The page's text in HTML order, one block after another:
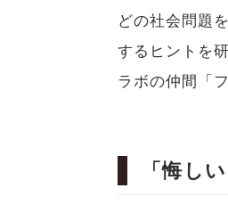
どの社会問題
するヒントを
ラボの仲間「
「悔し